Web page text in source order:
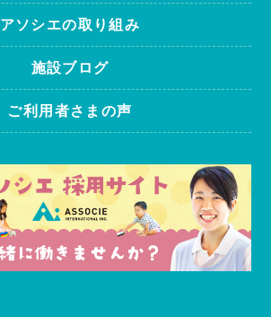
アソシエの取り組み
施設ブログ
ご利用者さまの声